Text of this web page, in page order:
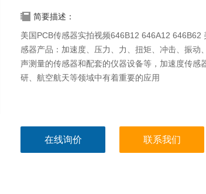
简要描述：
美国PCB传感器实拍视频646B12 646A12 646B62
感器产品：加速度、压力、力、扭矩、冲击、振动
声测量的传感器和配套的仪器设备等，加速度传感
研、航空航天等领域中有着重要的应用
在线询价 联系我们